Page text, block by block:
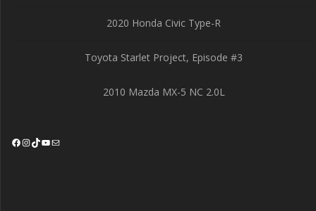
2020 Honda Civic Type-R
Toyota Starlet Project, Episode #3
2010 Mazda MX-5 NC 2.0L
Facebook
Instagram
TikTok
YouTube
Mail